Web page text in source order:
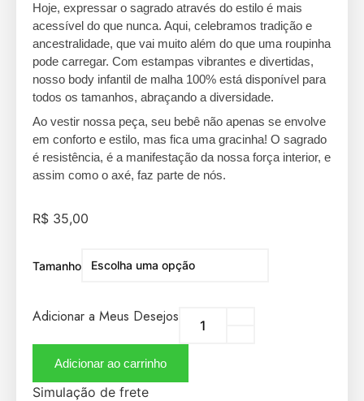
Hoje, expressar o sagrado através do estilo é mais
acessível do que nunca. Aqui, celebramos tradição e
ancestralidade, que vai muito além do que uma roupinha
pode carregar. Com estampas vibrantes e divertidas,
nosso body infantil de malha 100% está disponível para
todos os tamanhos, abraçando a diversidade.
Ao vestir nossa peça, seu bebê não apenas se envolve
em conforto e estilo, mas fica uma gracinha! O sagrado
é resistência, é a manifestação da nossa força interior, e
assim como o axé, faz parte de nós.
R$ 35,00
Tamanho
Adicionar ao carrinho
Adicionar a Meus Desejos
Simulação de frete